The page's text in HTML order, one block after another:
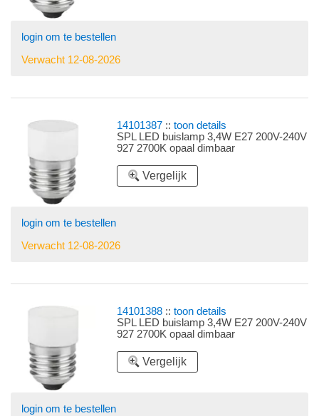
login om te bestellen
Verwacht 12-08-2026
14101387 ::toon details
SPL LED buislamp 3,4W E27 200V-240V
927 2700K opaal dimbaar
Vergelijk
login om te bestellen
Verwacht 12-08-2026
14101388 ::toon details
SPL LED buislamp 3,4W E27 200V-240V
927 2700K opaal dimbaar
Vergelijk
login om te bestellen